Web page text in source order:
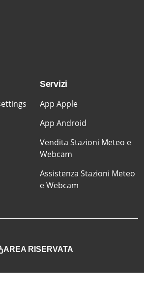
Servizi
App Apple
App Android
Vendita Stazioni Meteo e
Webcam
Assistenza Stazioni Meteo
e Webcam
AREA RISERVATA